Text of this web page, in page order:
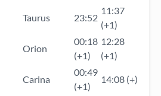
Taurus 23:52
11:37
(+1)
Orion
00:18
(+1)
12:28
(+1)
Carina
00:49
(+1)
14:08 (+)